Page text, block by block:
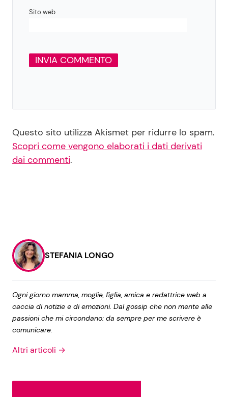
Sito web
Questo sito utilizza Akismet per ridurre lo spam.
Scopri come vengono elaborati i dati derivati
dai commenti.
STEFANIA LONGO
Ogni giorno mamma, moglie, figlia, amica e redattrice web a
caccia di notizie e di emozioni. Dal gossip che non mente alle
passioni che mi circondano: da sempre per me scrivere è
comunicare.
Altri articoli →